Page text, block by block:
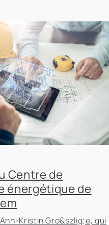
Centre de
énergétique de
Kristin Gro&szlig;e, qui